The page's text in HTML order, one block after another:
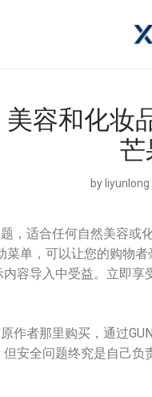
容和化妆
芒
by liyunlong
，适合任何自然美容或
菜单，可以让您的购物
容导入中受益。立即享
作者那里购买，通过
安全问题终究是自己